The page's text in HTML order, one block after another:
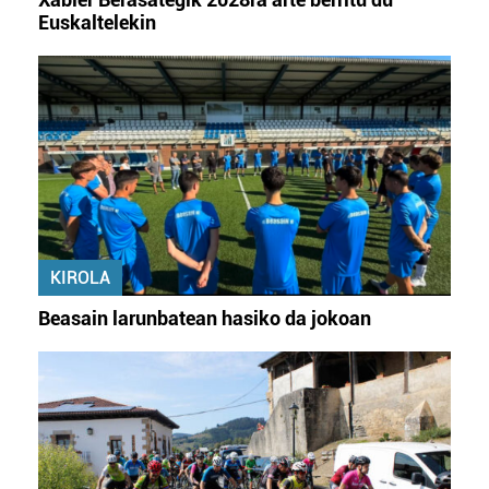
Euskaltelekin
KIROLA
Beasain larunbatean hasiko da jokoan